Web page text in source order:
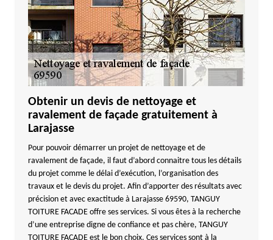
Obtenir un devis de nettoyage et
ravalement de façade gratuitement à
Larajasse
Pour pouvoir démarrer un projet de nettoyage et de
ravalement de façade, il faut d’abord connaitre tous les détails
du projet comme le délai d’exécution, l’organisation des
travaux et le devis du projet. Afin d’apporter des résultats avec
précision et avec exactitude à Larajasse 69590, TANGUY
TOITURE FACADE offre ses services. Si vous êtes à la recherche
d’une entreprise digne de confiance et pas chère, TANGUY
TOITURE FACADE est le bon choix. Ces services sont à la